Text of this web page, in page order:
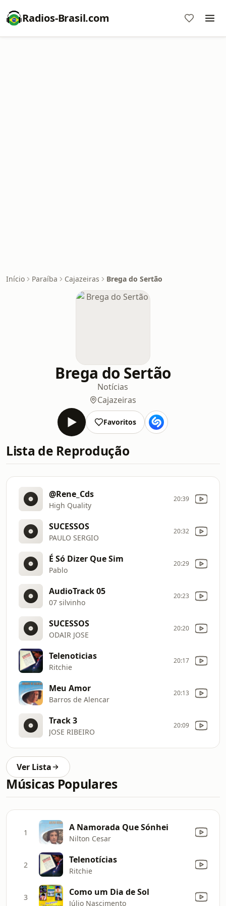
Radios-Brasil.com
Início Paraíba Cajazeiras Brega do Sertão
Brega do Sertão
Notícias
Cajazeiras
Favoritos
Lista de Reprodução
@Rene_Cds
High Quality
20:39
SUCESSOS
PAULO SERGIO
20:32
É Só Dizer Que Sim
Pablo
20:29
AudioTrack 05
07 silvinho
20:23
SUCESSOS
ODAIR JOSE
20:20
Telenoticias
Ritchie
20:17
Meu Amor
Barros de Alencar
20:13
Track 3
JOSE RIBEIRO
20:09
Ver Lista
Músicas Populares
1 A Namorada Que Sónhei
Nilton Cesar
2 Telenotícias
Ritchie
3 Como um Dia de Sol
Júlio Nascimento